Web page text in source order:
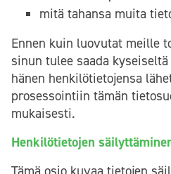
mitä tahansa muita
Ennen kuin luovutat meille
sinun tulee saada
hänen henkilötietojensa
prosessointiin tämän
mukaisesti.
Henkilötietojen